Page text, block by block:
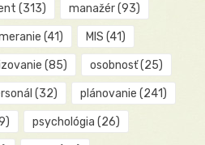
(313) manažér(93)
(41) MIS (41)
(85) osobnosť(25)
(32) plánovanie (241)
psychológia (26)